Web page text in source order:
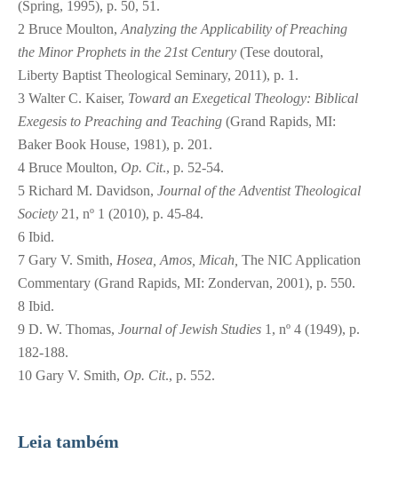
(Spring, 1995), p. 50, 51.
2 Bruce Moulton, Analyzing the Applicability of Preaching
the Minor Prophets in the 21stCentury (Tese doutoral,
Liberty Baptist Theological Seminary, 2011), p. 1.
3 Walter C. Kaiser, Toward an Exegetical Theology: Biblical
Exegesis to Preaching and Teaching (Grand Rapids, MI:
Baker Book House, 1981), p. 201.
4 Bruce Moulton, Op. Cit., p. 52-54.
5 Richard M. Davidson, Journal of the Adventist Theological
Society 21, nº 1 (2010), p. 45-84.
6 Ibid.
7 Gary V. Smith, Hosea, Amos, Micah, The NIC Application
Commentary (Grand Rapids, MI: Zondervan, 2001), p. 550.
8 Ibid.
9 D. W. Thomas, Journal of Jewish Studies 1, nº 4 (1949), p.
182-188.
10 Gary V. Smith, Op. Cit., p. 552.
Leia também